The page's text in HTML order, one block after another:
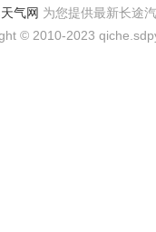
气网 为您提供最新长途
© 2010-2023